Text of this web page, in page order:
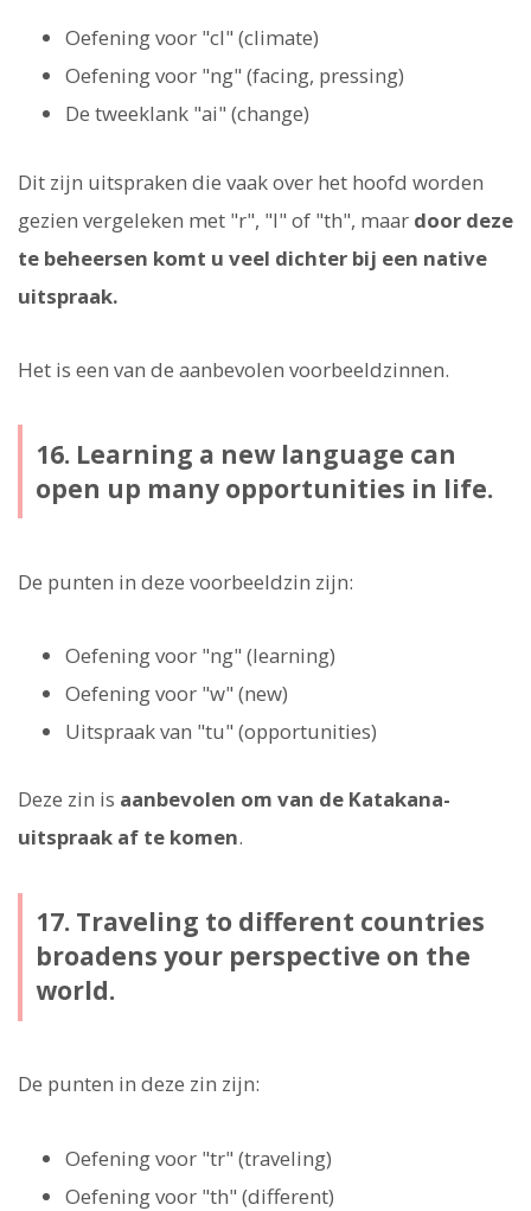
Oefening voor "cl" (climate)
Oefening voor "ng" (facing, pressing)
De tweeklank "ai" (change)
Dit zijn uitspraken die vaak over het hoofd worden
gezien vergeleken met "r", "l" of "th", maar door deze
te beheersen komt u veel dichter bij een native
uitspraak.
Het is een van de aanbevolen voorbeeldzinnen.
16. Learning a new language can
open up many opportunities in life.
De punten in deze voorbeeldzin zijn:
Oefening voor "ng" (learning)
Oefening voor "w" (new)
Uitspraak van "tu" (opportunities)
Deze zin is aanbevolen om van de Katakana-
uitspraak af te komen.
17. Traveling to different countries
broadens your perspective on the
world.
De punten in deze zin zijn:
Oefening voor "tr" (traveling)
Oefening voor "th" (different)